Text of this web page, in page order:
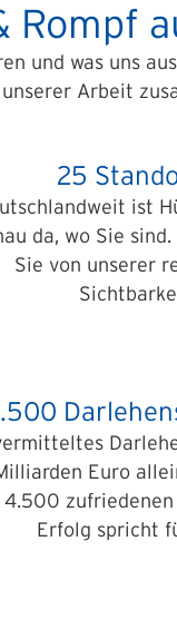
Rompf
und was uns
Arbeit
25
ist
da, wo Sie
Sie von unserer
Euro
4.500 zufriedenen
Erfolg spricht